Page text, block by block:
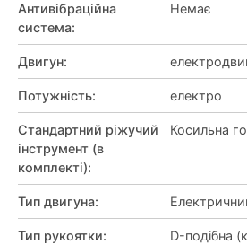
Антивібраційна
система:
Немає
Двигун:
Потужність: електро
Стандартний ріжучий
інструмент (в
комплекті):
Косильна
Тип двигуна:
Тип рукоятки: D-подібна